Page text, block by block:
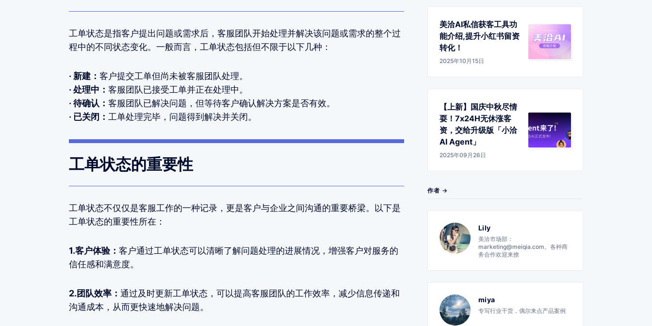
工单状态是指客户提出问题或需求后，客服团队开始处理并解决该问题或需求的整个过
程中的不同状态变化。一般而言，工单状态包括但不限于以下几种：
· 新建： 客户提交工单但尚未被客服团队处理。
· 处理中： 客服团队已接受工单并正在处理中。
· 待确认： 客服团队已解决问题，但等待客户确认解决方案是否有效。
· 已关闭： 工单处理完毕，问题得到解决并关闭。
工单状态的重要性
工单状态不仅仅是客服工作的一种记录，更是客户与企业之间沟通的重要桥梁。以下是
工单状态的重要性所在：
1.客户体验： 客户通过工单状态可以清晰了解问题处理的进展情况，增强客户对服务的
信任感和满意度。
2.团队效率： 通过及时更新工单状态，可以提高客服团队的工作效率，减少信息传递和
沟通成本，从而更快速地解决问题。
美洽AI私信获客工具功
能介绍,提升小红书留资
转化！
2025年10月15日
【上新】国庆中秋尽情
耍！7x24H无休涨客
资，交给升级版「小洽
AI Agent」
2025年09月26日
作者 →
Lily
美洽市场部：
marketing@meiqia.com。各种商
务合作欢迎来撩
miya
专写行业干货，偶尔来点产品案例